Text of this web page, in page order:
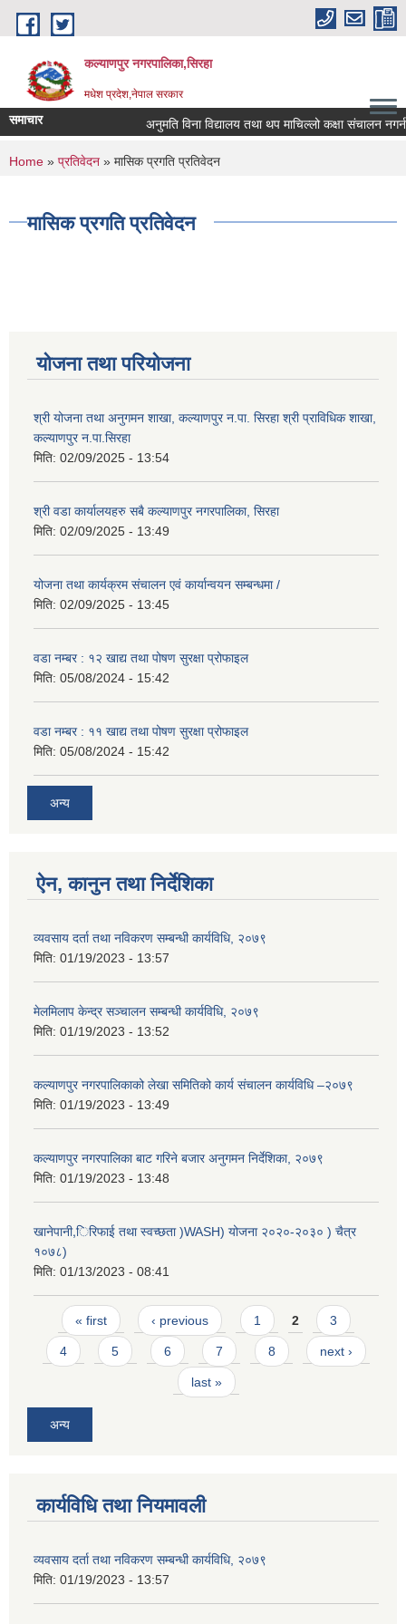
Skip to main content
कल्याणपुर नगरपालिका,सिरहा
मधेश प्रदेश,नेपाल सरकार
समाचार अनुमति विना विद्यालय तथा थप माचिल्लो कक्षा संचालन नगर्न
You are here
Home » प्रतिवेदन » मासिक प्रगति प्रतिवेदन
मासिक प्रगति प्रतिवेदन
योजना तथा परियोजना
श्री योजना तथा अनुगमन शाखा, कल्याणपुर न.पा. सिरहा श्री प्राविधिक शाखा,
कल्याणपुर न.पा.सिरहा
मिति: 02/09/2025 - 13:54
श्री वडा कार्यालयहरु सबै कल्याणपुर नगरपालिका, सिरहा
मिति: 02/09/2025 - 13:49
योजना तथा कार्यक्रम संचालन एवं कार्यान्वयन सम्बन्धमा /
मिति: 02/09/2025 - 13:45
वडा नम्बर : १२ खाद्य तथा पोषण सुरक्षा प्रोफाइल
मिति: 05/08/2024 - 15:42
वडा नम्बर : ११ खाद्य तथा पोषण सुरक्षा प्रोफाइल
मिति: 05/08/2024 - 15:42
अन्य
ऐन, कानुन तथा निर्देशिका
व्यवसाय दर्ता तथा नविकरण सम्बन्धी कार्यविधि, २०७९
मिति: 01/19/2023 - 13:57
मेलमिलाप केन्द्र सञ्चालन सम्बन्धी कार्यविधि, २०७९
मिति: 01/19/2023 - 13:52
कल्याणपुर नगरपालिकाको लेखा समितिको कार्य संचालन कार्यविधि –२०७९
मिति: 01/19/2023 - 13:49
कल्याणपुर नगरपालिका बाट गरिने बजार अनुगमन निर्देशिका, २०७९
मिति: 01/19/2023 - 13:48
खानेपानी,िरिफाई तथा स्वच्छता )WASH) योजना २०२०-२०३० ) चैत्र
१०७८)
मिति: 01/13/2023 - 08:41
Pages
« first ‹ previous 1 2 3
4 5 6 7 8 next ›
last »
अन्य
कार्यविधि तथा नियमावली
व्यवसाय दर्ता तथा नविकरण सम्बन्धी कार्यविधि, २०७९
मिति: 01/19/2023 - 13:57